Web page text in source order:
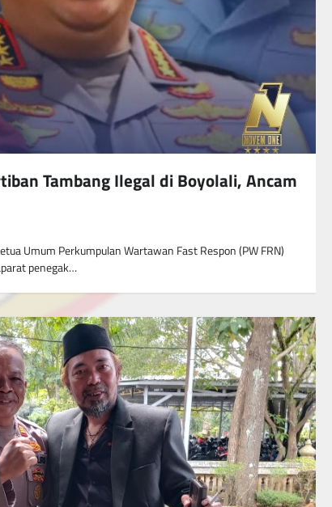
Tambang Ilegal di Boyolali, Ancam
Umum Perkumpulan Wartawan Fast Respon (PW FRN)
penegak…